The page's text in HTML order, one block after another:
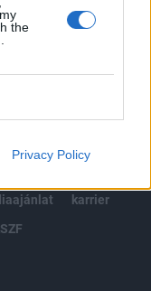
the
Privacy Policy
karrier